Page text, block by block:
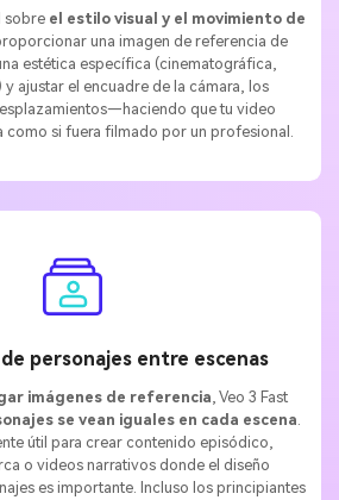
sobre el estilo visual y el movimiento de
una imagen de referencia de
estética específica (cinematográfica,
ajustar el encuadre de la cámara, los
que tu video
como si fuera filmado por un profesional.
personajes entre escenas
imágenes de referencia, Veo 3 Fast
se vean iguales en cada escena.
útil para crear contenido episódico,
o videos narrativos donde el diseño
es importante. Incluso los principiantes